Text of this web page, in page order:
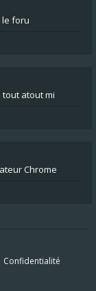
le foru
atout mi
Chrome
Confidentialité